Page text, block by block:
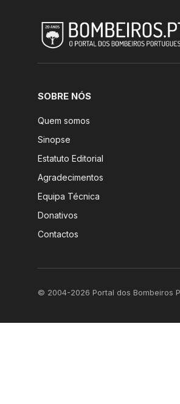
SOBRE NÓS
Quem somos
Sinopse
Estatuto Editorial
Agradecimentos
Equipa Técnica
Donativos
Contactos
© 2004-2026 Portal dos Bombeiros